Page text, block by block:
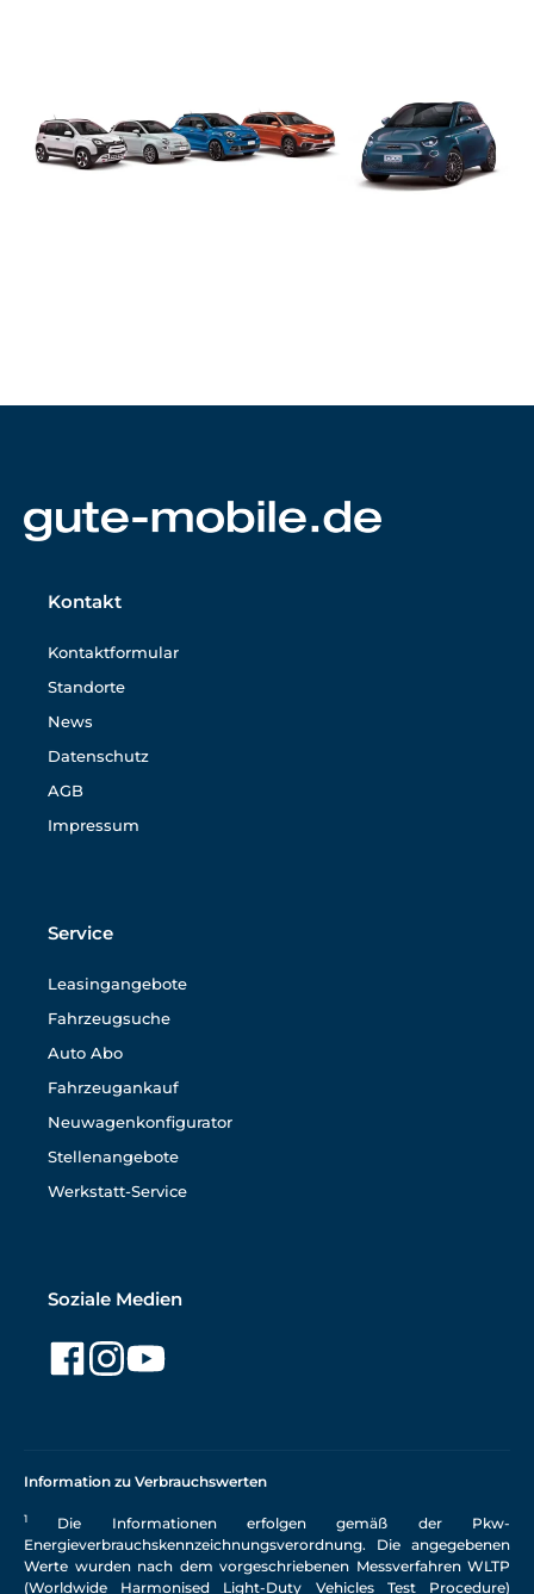
Kontakt
Kontaktformular
Standorte
News
Datenschutz
AGB
Impressum
Service
Leasingangebote
Fahrzeugsuche
Auto Abo
Fahrzeugankauf
Neuwagenkonfigurator
Stellenangebote
Werkstatt-Service
Soziale Medien
Information zu Verbrauchswerten
1
Die Informationen erfolgen gemäß der Pkw-
Energieverbrauchskennzeichnungsverordnung. Die angegebenen
Werte wurden nach dem vorgeschriebenen Messverfahren WLTP
(Worldwide Harmonised Light-Duty Vehicles Test Procedure)